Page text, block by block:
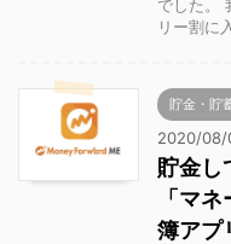
でした。
リー割に
貯金・貯
2020/08/
貯金し
「マ
簿アプ